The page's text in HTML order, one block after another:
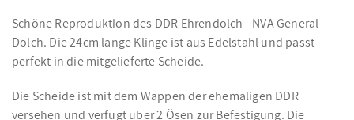
Schöne Reproduktion des DDR Ehrendolch - NVA General
Dolch. Die 24cm lange Klinge ist aus Edelstahl und passt
perfekt in die mitgelieferte Scheide.
Die Scheide ist mit dem Wappen der ehemaligen DDR
versehen und verfügt über 2 Ösen zur Befestigung. Die